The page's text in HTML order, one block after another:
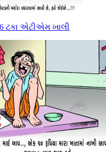
ટકા એટીએમ ખાલી